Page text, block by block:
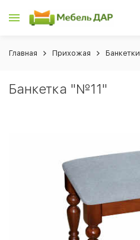
Главная Прихожая Банкетки
Банкетка "№11"